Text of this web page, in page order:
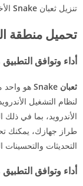
تنزيل ثعبان Snake
تحميل منطقة
أداء وتوافق
ثعبان Snake
هو واحد
لنظام التشغيل
الأندرويد، بما في
طراز جهازك، يمكنك
التحديثات والتحسينات
أداء وتوافق